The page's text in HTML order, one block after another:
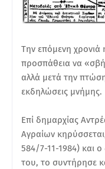
Την επόμενη χρονιά
προσπάθεια να
αλλά μετά την
εκδηλώσεις μνήμης.
Επί δημαρχίας
Αγραίων
584/7-11-1984) και
του, το συντήρησε